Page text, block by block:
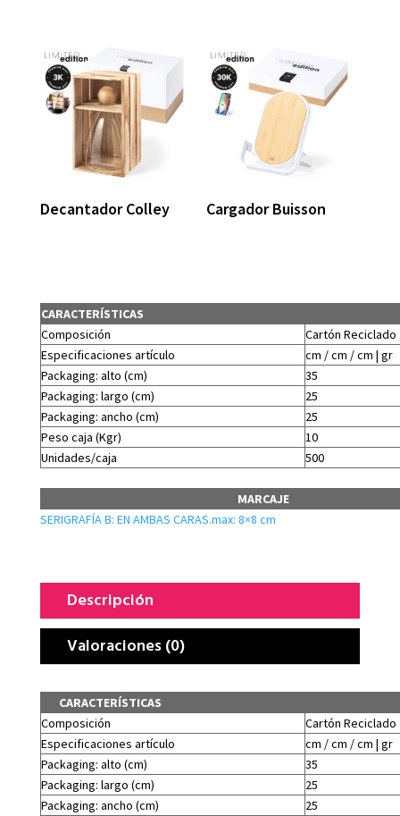
Decantador Colley Cargador Buisson
CARACTERÍSTICAS
Composición
Cartón Reciclado
Especificaciones artículo
cm / cm / cm | gr
Packaging: alto (cm)
35
Packaging: largo (cm)
25
Packaging: ancho (cm)
25
Peso caja (Kgr)
10
Unidades/caja
500
MARCAJE
SERIGRAFÍA B: EN AMBAS CARAS.max: 8×8 cm
Descripción
Valoraciones (0)
CARACTERÍSTICAS
Composición
Cartón Reciclado
Especificaciones artículo
cm / cm / cm | gr
Packaging: alto (cm)
35
Packaging: largo (cm)
25
Packaging: ancho (cm)
25